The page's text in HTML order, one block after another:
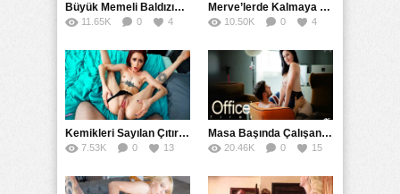
Büyük Memeli Baldızının Takipçilerinin Çoğalması İçin Yardım Etti
11.65K 0 4
Merve’lerde Kalmaya Gelen Liseli Kız Fanteziyi Dibine Verdirdi
10.50K 0 4
Kemikleri Sayılan Çıtırın Hafif Amcığına Kökleyerek Soktu
7.53K 0 13
Masa Başında Çalışan Sekreterini Koltuğa Kancaladı
20.46K 0 15